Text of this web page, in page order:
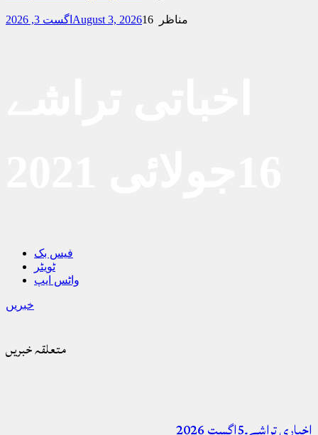
اگست 3, 2026 August 3, 2026 16 مناظر
فیس بک
ٹویٹر
واٹس ایپ
خبریں
متعلقہ خبریں